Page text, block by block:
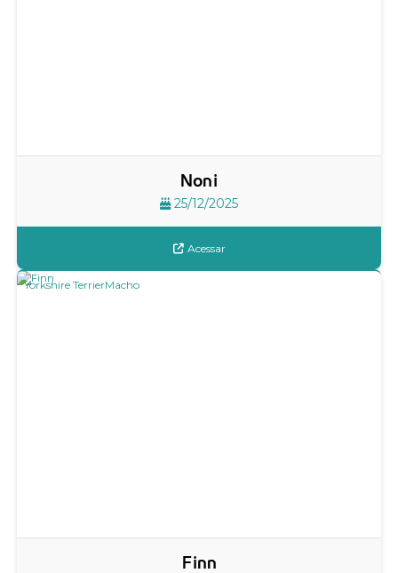
Noni
25/12/2025
Acessar
Finn
Yorkshire TerrierMacho